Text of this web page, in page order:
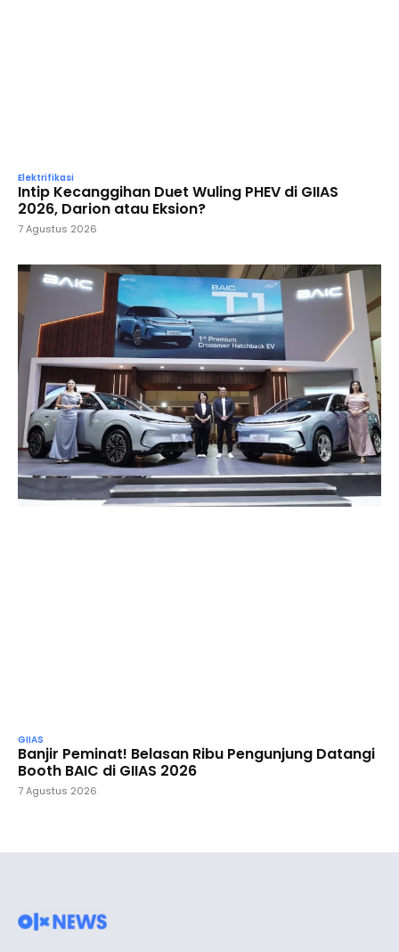
Elektrifikasi
Intip Kecanggihan Duet Wuling PHEV di GIIAS
2026, Darion atau Eksion?
7 Agustus 2026
GIIAS
Banjir Peminat! Belasan Ribu Pengunjung Datangi
Booth BAIC di GIIAS 2026
7 Agustus 2026